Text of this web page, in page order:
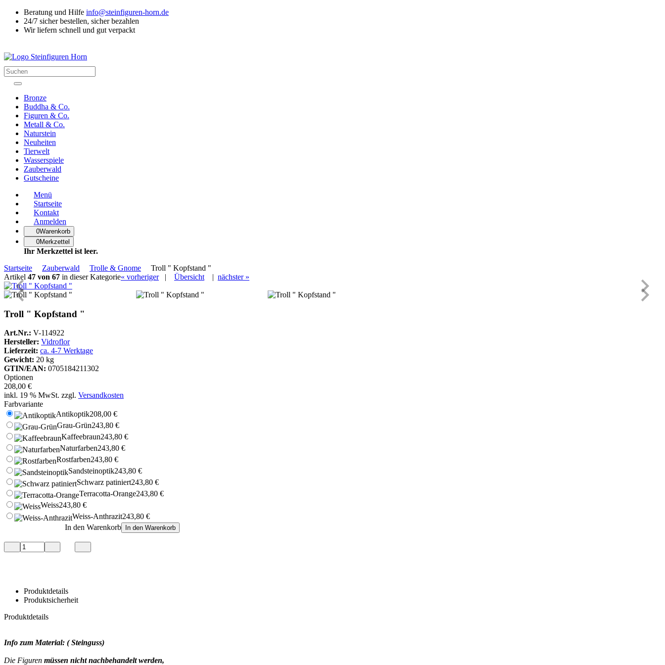
Beratung und Hilfe info@steinfiguren-horn.de
24/7 sicher bestellen, sicher bezahlen
Wir liefern schnell und gut verpackt
Suchen
Bronze
Buddha & Co.
Figuren & Co.
Metall & Co.
Naturstein
Neuheiten
Tierwelt
Wasserspiele
Zauberwald
Gutscheine
Menü
Startseite
Kontakt
Anmelden
0Warenkorb
0Merkzettel
Ihr Merkzettel ist leer.
Navigationspfad
Startseite Zauberwald Trolle & Gnome
Troll " Kopfstand "
Artikel 47 von 67 in dieser Kategorie« vorheriger| Übersicht | nächster »
Troll " Kopfstand "
Art.Nr.: V-114922
Hersteller: Vidroflor
Lieferzeit: ca. 4-7 Werktage
Gewicht: 20 kg
GTIN/EAN: 0705184211302
Optionen
208,00 €
inkl. 19 % MwSt. zzgl. Versandkosten
Farbvariante
Antikoptik208,00 €
Grau-Grün243,80 €
Kaffeebraun243,80 €
Naturfarben243,80 €
Rostfarben243,80 €
Sandsteinoptik243,80 €
Schwarz patiniert243,80 €
Terracotta-Orange243,80 €
Weiss243,80 €
Weiss-Anthrazit243,80 €
In den Warenkorb
In den Warenkorb
Auf den Merkzettel
Produktdetails
Produktsicherheit
Produktdetails
Info zum Material: ( Steinguss)
Die Figuren müssen nicht nachbehandelt werden,
Kategorien
Bronze
Buddha
&
Co.
Figuren
&
Co.
Metall
&
Co.
Naturstein
Neuheiten
Tierwelt
Wasserspiele
Zauberwald
Blumenkinder
Blumentopf
Prinz
Devonshire
Feen
Gargoyles
Pheebert`s